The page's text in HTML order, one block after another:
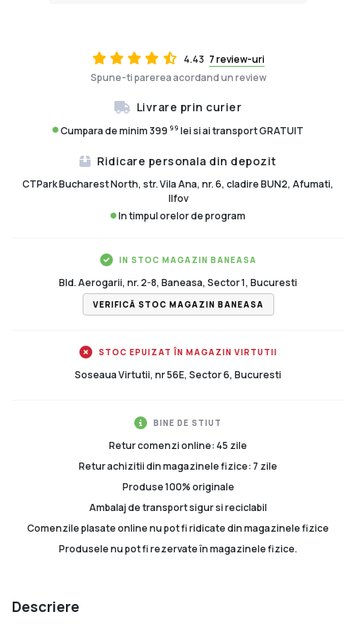
4.43 7 review-uri
Spune-ti parerea acordand un review
Livrare prin curier
Cumpara de minim 399 99 lei si ai transport GRATUIT
Ridicare personala din depozit
CTPark Bucharest North, str. Vila Ana, nr. 6, cladire BUN2, Afumati,
Ilfov
In timpul orelor de program
IN STOC MAGAZIN BANEASA
Bld. Aerogarii, nr. 2-8, Baneasa, Sector 1, Bucuresti
VERIFICĂ STOC MAGAZIN BANEASA
STOC EPUIZAT ÎN MAGAZIN VIRTUTII
Soseaua Virtutii, nr 56E, Sector 6, Bucuresti
BINE DE STIUT
Retur comenzi online: 45 zile
Retur achizitii din magazinele fizice: 7 zile
Produse 100% originale
Ambalaj de transport sigur si reciclabil
Comenzile plasate online nu pot fi ridicate din magazinele fizice
Produsele nu pot fi rezervate în magazinele fizice.
Descriere